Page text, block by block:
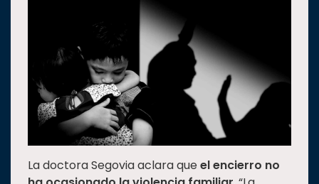
La doctora Segovia aclara queel encierro no